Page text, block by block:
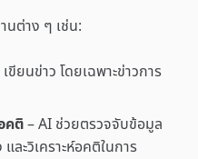
นต่าง ๆ เช่น:
ขียนข่าว โดยเฉพาะข่าวการ
คติ– AI ช่วยตรวจจับข้อมูล
ละวิเคราะห์อคติในการ